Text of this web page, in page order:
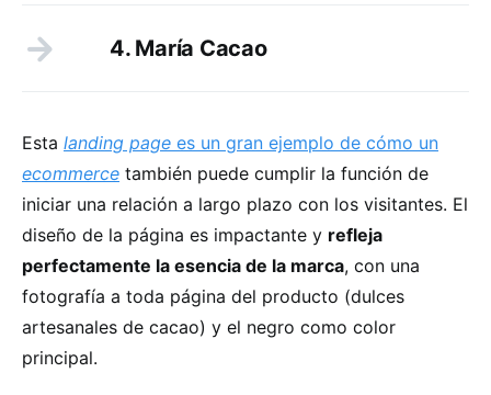
4. María Cacao
Esta landing page es un gran ejemplo de cómo un
ecommerce también puede cumplir la función de
iniciar una relación a largo plazo con los visitantes. El
diseño de la página es impactante y refleja
perfectamente la esencia de la marca, con una
fotografía a toda página del producto (dulces
artesanales de cacao) y el negro como color
principal.